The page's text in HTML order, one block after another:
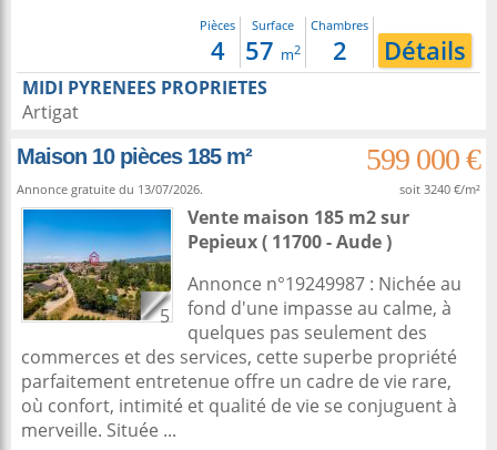
Pièces
4
Surface
57 m2
Chambres
2 Détails
MIDI PYRENEES PROPRIETES
Artigat
Maison 10 pièces 185 m²
599 000 €
Annonce gratuite du 13/07/2026. soit 3240 €/m²
5
Vente maison 185 m2sur
Pepieux( 11700 - Aude )
Annonce n°19249987 : Nichée au
fond d'une impasse au calme, à
quelques pas seulement des
commerces et des services, cette superbe propriété
parfaitement entretenue offre un cadre de vie rare,
où confort, intimité et qualité de vie se conjuguent à
merveille. Située ...